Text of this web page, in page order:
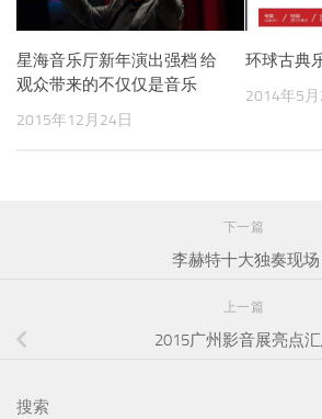
星海音乐厅新年演出强档 给
观众带来的不仅仅是音乐
2015年12月24日
环球古典
2014年5月
下一篇
李赫特十大独奏现场
上一篇
2015广州影音展亮点
搜索